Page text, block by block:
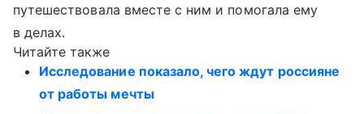
путешествовала вместе с ним и помогала ему
в делах.
Читайте также
Исследование показало, чего ждут россияне
от работы мечты